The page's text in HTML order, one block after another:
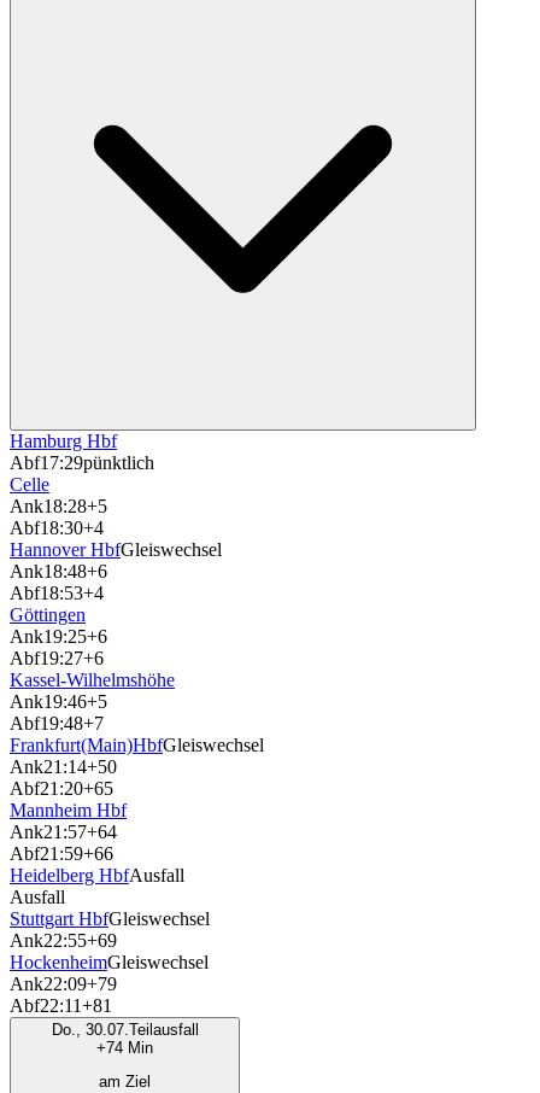
Hamburg Hbf
Abf17:29pünktlich
Celle
Ank18:28+5
Abf18:30+4
Hannover HbfGleiswechsel
Ank18:48+6
Abf18:53+4
Göttingen
Ank19:25+6
Abf19:27+6
Kassel-Wilhelmshöhe
Ank19:46+5
Abf19:48+7
Frankfurt(Main)HbfGleiswechsel
Ank21:14+50
Abf21:20+65
Mannheim Hbf
Ank21:57+64
Abf21:59+66
Heidelberg HbfAusfall
Ausfall
Stuttgart HbfGleiswechsel
Ank22:55+69
HockenheimGleiswechsel
Ank22:09+79
Abf22:11+81
Do., 30.07.Teilausfall
+74 Min
am Ziel